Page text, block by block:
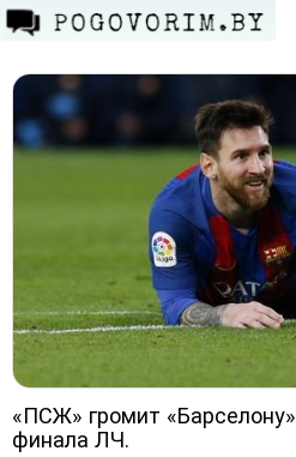
«ПСЖ» громит
финала ЛЧ.